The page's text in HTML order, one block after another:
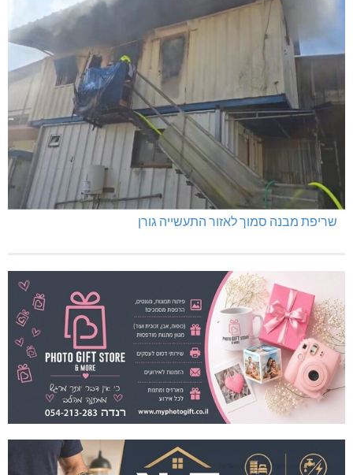
שריפת מבנה סמוך לאזור התעשייה גורן